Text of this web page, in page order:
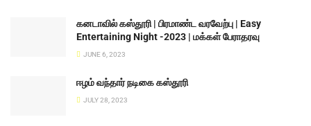
கனடாவில் கஸ்தூரி | பிரமாண்ட வரவேற்பு | Easy
Entertaining Night -2023 | மக்கள் பேராதரவு
JUNE 6, 2023
ஈழம் வந்தார் நடிகை கஸ்தூரி
JULY 28, 2023